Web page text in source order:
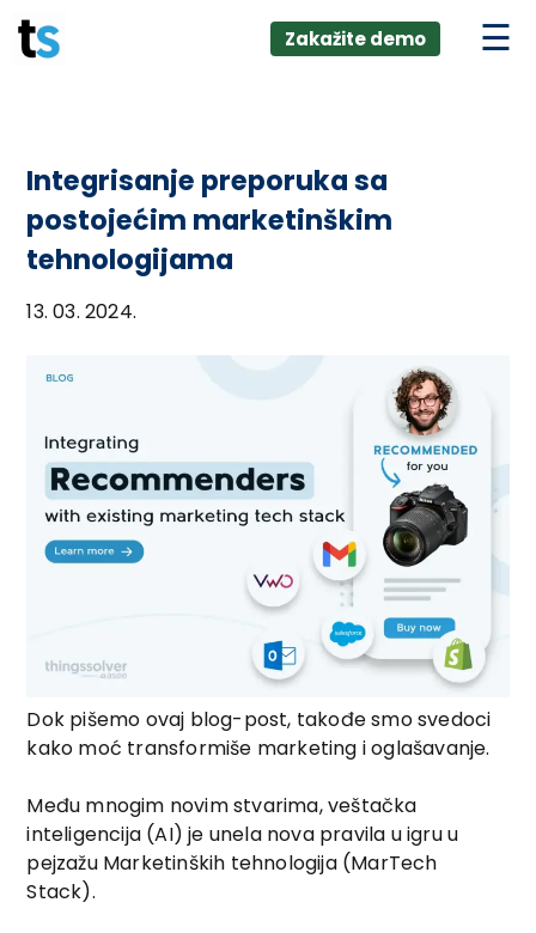
Skip
to
AI +
Zakažite demo
Integrisanje preporuka sa
postojećim marketinškim
tehnologijama
13. 03. 2024.
Dok pišemo ovaj blog-post, takođe smo svedoci
kako moć transformiše marketing i oglašavanje.
Među mnogim novim stvarima, veštačka
inteligencija (AI) je unela nova pravila u igru u
pejzažu Marketinških tehnologija (MarTech
Stack).